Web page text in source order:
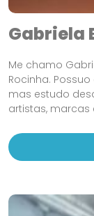
Gabriela
Me chamo
Rocinha.
mas estudo
artistas, marcas